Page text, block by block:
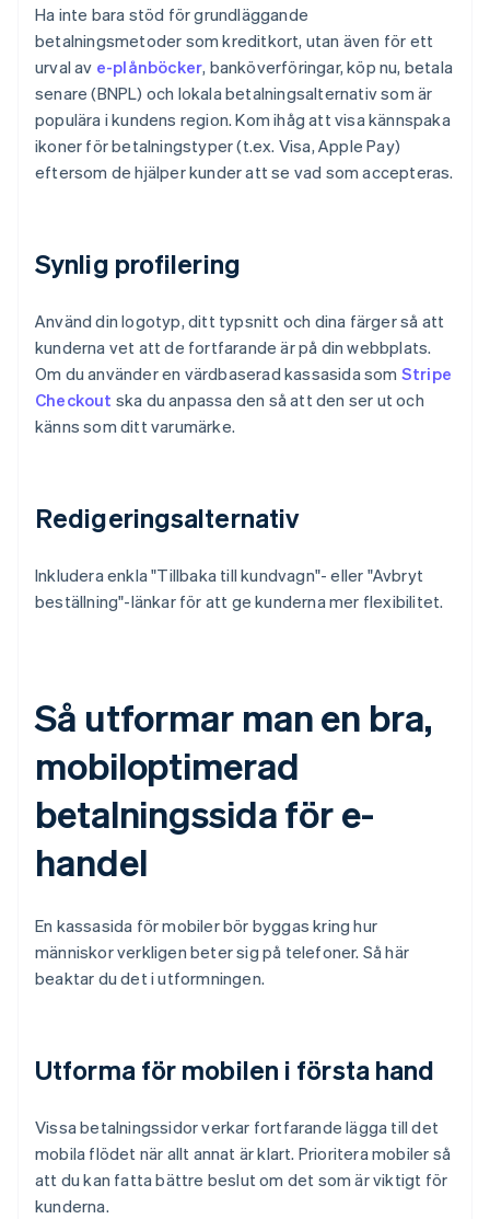
Ha inte bara stöd för grundläggande
betalningsmetoder som kreditkort, utan även för ett
urval av e-plånböcker, banköverföringar, köp nu, betala
senare (BNPL) och lokala betalningsalternativ som är
populära i kundens region. Kom ihåg att visa kännspaka
ikoner för betalningstyper (t.ex. Visa, Apple Pay)
eftersom de hjälper kunder att se vad som accepteras.
Synlig profilering
Använd din logotyp, ditt typsnitt och dina färger så att
kunderna vet att de fortfarande är på din webbplats.
Om du använder en värdbaserad kassasida som Stripe
Checkout ska du anpassa den så att den ser ut och
känns som ditt varumärke.
Redigeringsalternativ
Inkludera enkla "Tillbaka till kundvagn"- eller "Avbryt
beställning"-länkar för att ge kunderna mer flexibilitet.
Så utformar man en bra,
mobiloptimerad
betalningssida för e-
handel
En kassasida för mobiler bör byggas kring hur
människor verkligen beter sig på telefoner. Så här
beaktar du det i utformningen.
Utforma för mobilen i första hand
Vissa betalningssidor verkar fortfarande lägga till det
mobila flödet när allt annat är klart. Prioritera mobiler så
att du kan fatta bättre beslut om det som är viktigt för
kunderna.